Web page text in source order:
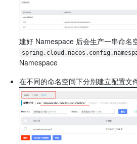
建好 Namespace 后会生产一串命名
Namespace
在不同的命名空间下分别建立配置文